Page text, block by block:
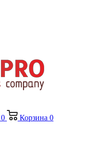
0 Корзина 0